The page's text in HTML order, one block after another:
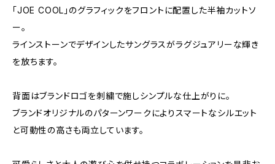
「JOE COOL」のグラフィックをフロントに配置した半袖カットソ
ー。
ラインストーンでデザインしたサングラスがラグジュアリーな輝き
を放ちます。
背面はブランドロゴを刺繍で施しシンプルな仕上がりに。
ブランドオリジナルのパターンワークによりスマートなシルエット
と可動性の高さも両立しています。